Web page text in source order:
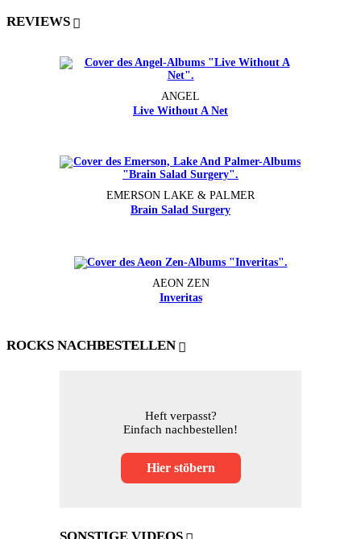
REVIEWS
ANGEL
Live Without A Net
EMERSON LAKE & PALMER
Brain Salad Surgery
AEON ZEN
Inveritas
ROCKS NACHBESTELLEN
Heft verpasst?
Einfach nachbestellen!
Hier stöbern